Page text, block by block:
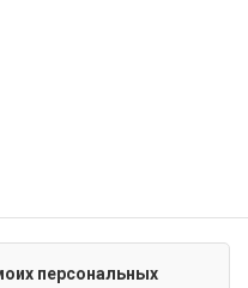
персональных